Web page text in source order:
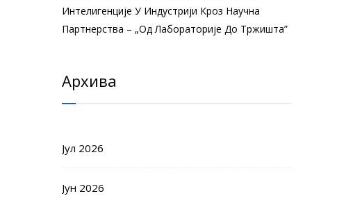
Интелигенције У Индустрији Кроз Научна
Партнерства – „Од Лабораторије До Тржишта”
Архива
Јул 2026
Јун 2026